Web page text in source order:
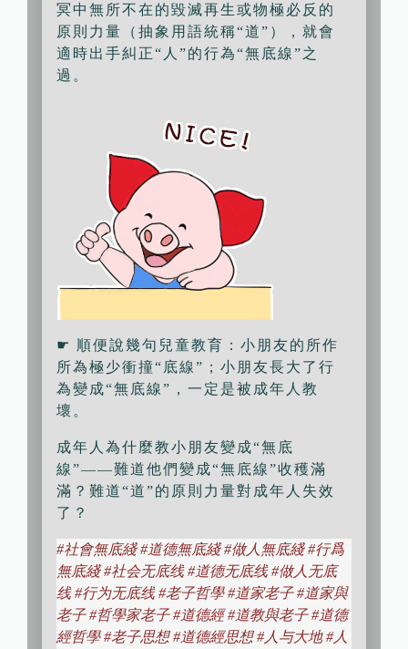
冥中無所不在的毀滅再生或物極必反的
原則力量（抽象用語統稱“道”），就會
適時出手糾正“人”的行為“無底線”之
過。
☛ 順便說幾句兒童教育：小朋友的所作
所為極少衝撞“底線”；小朋友長大了行
為變成“無底線”，一定是被成年人教
壞。
成年人為什麼教小朋友變成“無底
線”——難道他們變成“無底線”收穫滿
滿？難道“道”的原則力量對成年人失效
了？
#社會無底綫 #道德無底綫 #做人無底綫 #行爲
無底綫 #社会无底线 #道德无底线 #做人无底
线 #行为无底线 #老子哲學 #道家老子 #道家與
老子 #哲學家老子 #道德經 #道教與老子 #道德
經哲學 #老子思想 #道德經思想 #人与大地 #人